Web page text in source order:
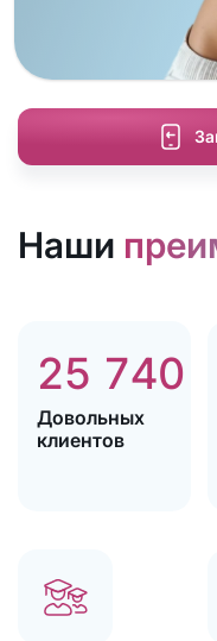
Наши
25 740
Довольных
клиентов